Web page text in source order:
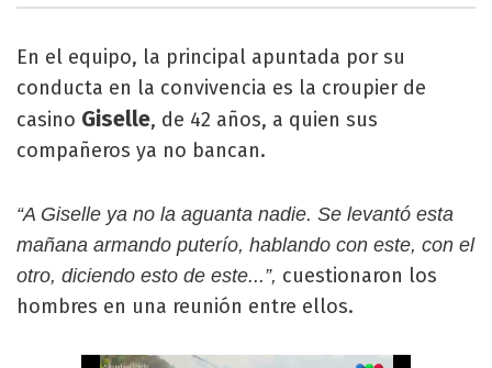
En el equipo, la principal apuntada por su
conducta en la convivencia es la croupier de
casino Giselle, de 42 años, a quien sus
compañeros ya no bancan.
“A Giselle ya no la aguanta nadie. Se levantó esta
mañana armando puterío, hablando con este, con el
otro, diciendo esto de este...”, cuestionaron los
hombres en una reunión entre ellos.